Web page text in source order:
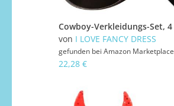
von I LOVE FANCY DRESS
gefunden bei Amazon Marketplace
22,28 €